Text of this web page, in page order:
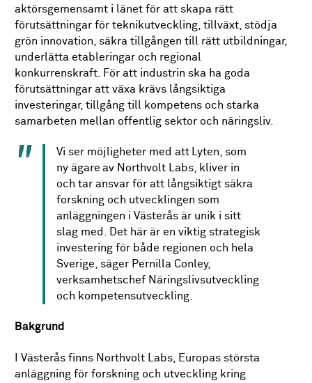
aktörsgemensamt i länetför att skapa rätt
förutsättningar för teknikutveckling, tillväxt, stödja
grön innovation, säkra tillgången till rätt utbildningar,
underlätta etableringar och regional
konkurrenskraft. För att industrin ska ha goda
förutsättningar att växa krävs långsiktiga
investeringar, tillgång till kompetens och starka
samarbeten mellan offentlig sektor och näringsliv.
Vi ser möjligheter med att Lyten, som
ny ägare av Northvolt Labs, kliver in
och tar ansvar för att långsiktigt säkra
forskning och utvecklingen som
anläggningen i Västerås är unik i sitt
slag med. Det här är en viktig strategisk
investering för både regionen och hela
Sverige, säger Pernilla Conley,
verksamhetschef Näringslivsutveckling
och kompetensutveckling.
Bakgrund
I Västerås finns Northvolt Labs, Europas största
anläggning för forskning och utveckling kring